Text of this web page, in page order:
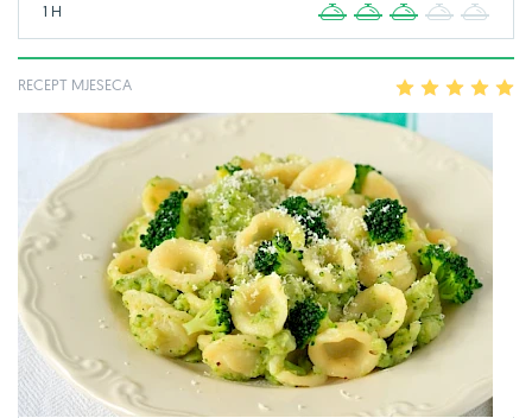
1 H 2 3 4
RECEPT MJESECA 2 3 4